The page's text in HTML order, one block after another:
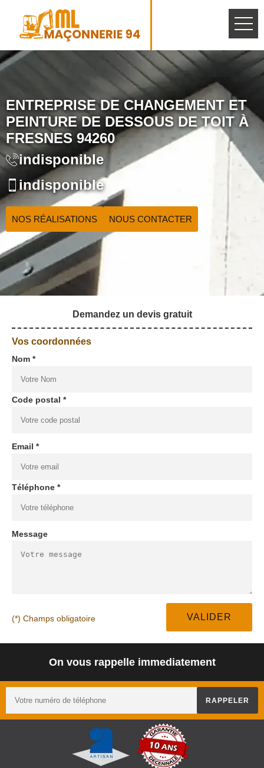
ENTREPRISE DE CHANGEMENT ET
PEINTURE DE DESSOUS DE TOIT À
FRESNES 94260
indisponible
indisponible
NOS RÉALISATIONS NOUS CONTACTER
Demandez un devis gratuit
Vos coordonnées
Nom *
Code postal *
Email *
Téléphone *
Message
(*) Champs obligatoire
On vous rappelle immediatement